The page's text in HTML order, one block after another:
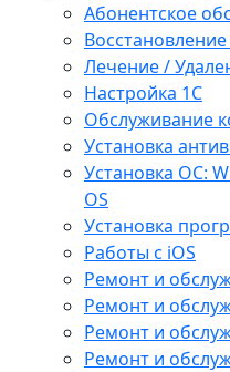
Абонентское
Лечение /
Настройка 1С
Обслуживание
Установка
Установка ОС:
OS
Установка
Работы с iOS
Ремонт и
Ремонт и
Ремонт и
Ремонт и